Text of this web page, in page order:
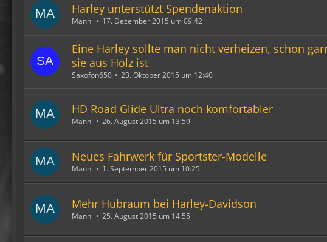
Harley unterstützt Spendenaktion
Manni 17. Dezember 2015 um 09:42
Eine Harley sollte man nicht verheizen, schon
sie aus Holz ist
Saxofon650 23. Oktober 2015 um 12:40
HD Road Glide Ultra noch komfortabler
Manni 26. August 2015 um 13:59
Neues Fahrwerk für Sportster-Modelle
Manni 1. September 2015 um 10:25
Mehr Hubraum bei Harley-Davidson
Manni 25. August 2015 um 14:55